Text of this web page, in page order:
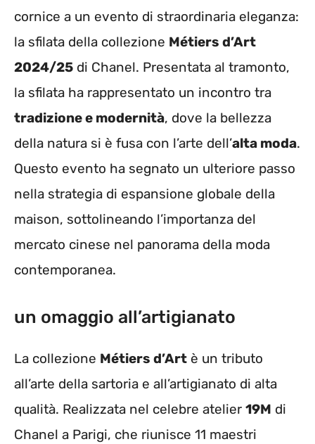
cornice a un evento di straordinaria eleganza:
la sfilata della collezione Métiers d’Art
2024/25 di Chanel. Presentata al tramonto,
la sfilata ha rappresentato un incontro tra
tradizione e modernità, dove la bellezza
della natura si è fusa con l’arte dell’alta moda.
Questo evento ha segnato un ulteriore passo
nella strategia di espansione globale della
maison, sottolineando l’importanza del
mercato cinese nel panorama della moda
contemporanea.
un omaggio all’artigianato
La collezione Métiers d’Art è un tributo
all’arte della sartoria e all’artigianato di alta
qualità. Realizzata nel celebre atelier 19M di
Chanel a Parigi, che riunisce 11 maestri